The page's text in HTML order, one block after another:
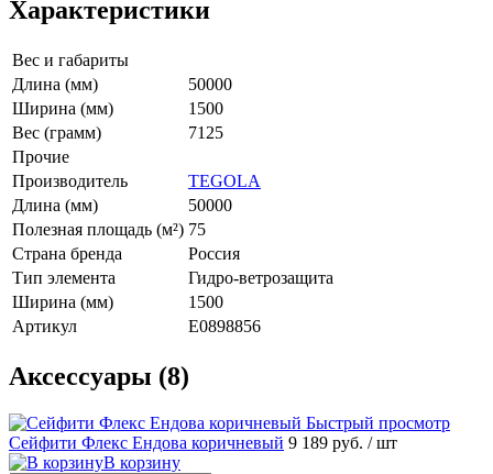
Характеристики
Вес и габариты
Длина (мм)
50000
Ширина (мм)
1500
Вес (грамм)
7125
Прочие
Производитель
TEGOLA
Длина (мм)
50000
Полезная площадь (м²) 75
Страна бренда
Россия
Тип элемента
Гидро-ветрозащита
Ширина (мм)
1500
Артикул
E0898856
Аксессуары (8)
Быстрый просмотр
Сейфити Флекс Ендова коричневый 9 189 руб. / шт
В корзину